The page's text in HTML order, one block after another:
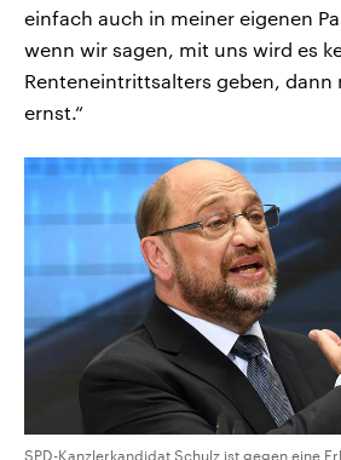
einfach auch in meiner eigenen
wenn wir sagen, mit uns wird es
Renteneintrittsalters geben, dann
ernst.“
SPD-Kanzlerkandidat Schulz ist gegen eine